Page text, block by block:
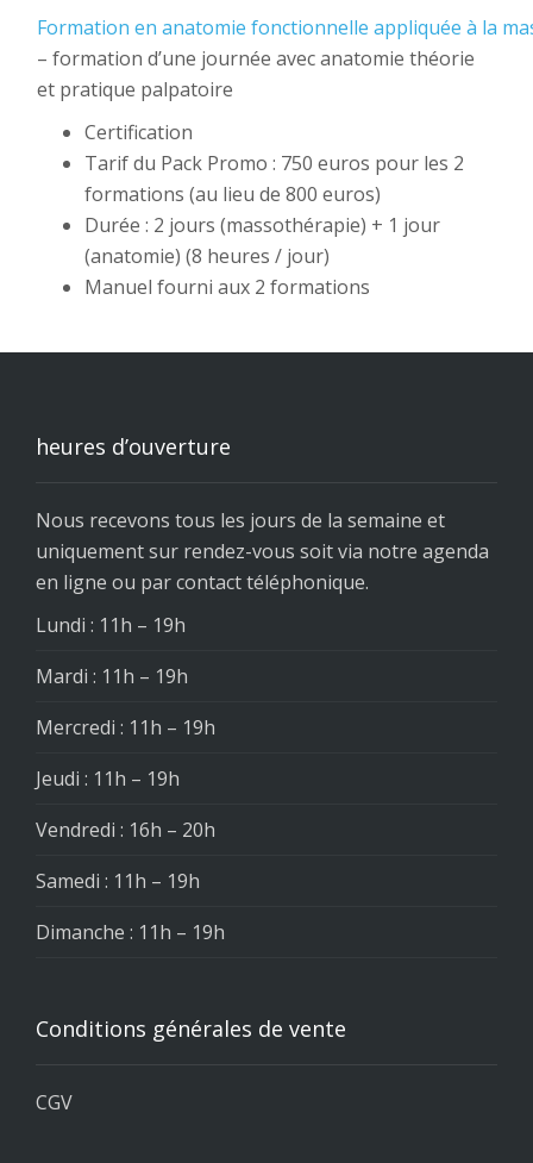
Formation en anatomie fonctionnelle appliquée à la
– formation d’une journée avec anatomie théorie
et pratique palpatoire
Certification
Tarif du Pack Promo : 750 euros pour les 2
formations (au lieu de 800 euros)
Durée : 2 jours (massothérapie) + 1 jour
(anatomie) (8 heures / jour)
Manuel fourni aux 2 formations
heures d’ouverture
Nous recevons tous les jours de la semaine et
uniquement sur rendez-vous soit via notre agenda
en ligne ou par contact téléphonique.
Lundi : 11h – 19h
Mardi : 11h – 19h
Mercredi : 11h – 19h
Jeudi : 11h – 19h
Vendredi : 16h – 20h
Samedi : 11h – 19h
Dimanche : 11h – 19h
Conditions générales de vente
CGV